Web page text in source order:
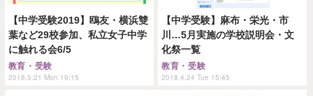
【中学受験2019】鴎友・横浜雙
葉など29校参加、私立女子中学
に触れる会6/5
教育・受験
2018.5.21 Mon 19:15
【中学受験】麻布・栄光・市
川…5月実施の学校説明会・文
化祭一覧
教育・受験
2018.4.24 Tue 15:45